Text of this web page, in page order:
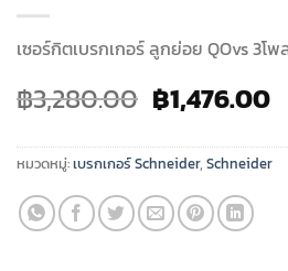
เซอร์กิตเบรกเกอร์ ลูกย่อย QOvs 3โพ
฿3,280.00 Original
price
was:
฿3,280.00.
฿1,476.00
฿
หมวดหมู่:เบรกเกอร์ Schneider, Schneider